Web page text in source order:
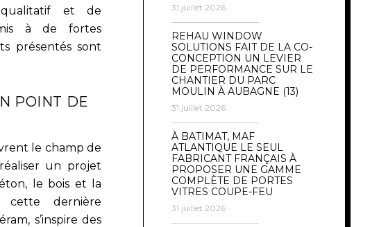
et de
à de fortes
présentés sont
POINT DE
le champ de
un projet
le bois et la
cette dernière
s’inspire des
31 juillet 2026
REHAU WINDOW
SOLUTIONS FAIT DE LA CO-
CONCEPTION UN LEVIER
DE PERFORMANCE SUR LE
CHANTIER DU PARC
MOULIN À AUBAGNE (13)
31 juillet 2026
À BATIMAT, MAF
ATLANTIQUE LE SEUL
FABRICANT FRANÇAIS À
PROPOSER UNE GAMME
COMPLÈTE DE PORTES
VITRES COUPE-FEU
31 juillet 2026